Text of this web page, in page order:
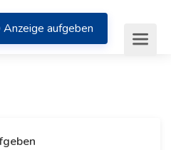
Anzeige aufgeben